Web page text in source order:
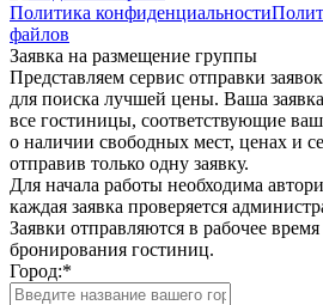
Политика конфиденциальности
файлов
Заявка на размещение группы
Представляем сервис отправки
для поиска лучшей цены. Ваша заявка
все гостиницы, соответствующие
о наличии свободных мест, ценах и
отправив только одну заявку.
Для начала работы необходима
каждая заявка проверяется
Заявки отправляются в рабочее
бронирования гостиниц.
Город:*